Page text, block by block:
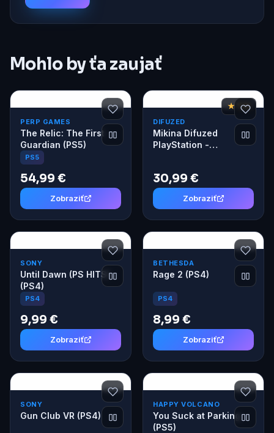
Mohlo by ťa zaujať
PERP GAMES
The Relic: The First
Guardian (PS5)
PS5
54,99 €
Zobraziť
★ 7,6
DIFUZED
Mikina Difuzed
PlayStation -
30,99 €
Zobraziť
SONY
Until Dawn (PS HITS)
(PS4)
PS4
9,99 €
Zobraziť
BETHESDA
Rage 2 (PS4)
PS4
8,99 €
Zobraziť
SONY
Gun Club VR (PS4)
HAPPY VOLCANO
You Suck at Parking
(PS5)